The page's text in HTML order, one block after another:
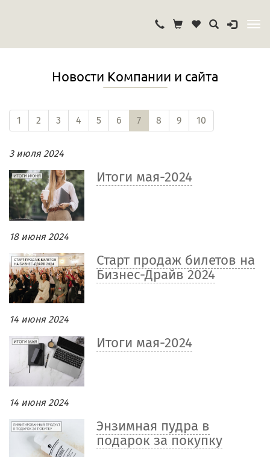
Новости Компании и сайта
1 2 3 4 5 6 7 8 9 10
3 июля 2024
Итоги мая-2024
18 июня 2024
Старт продаж билетов на
Бизнес-Драйв 2024
14 июня 2024
Итоги мая-2024
14 июня 2024
Энзимная пудра в
подарок за покупку